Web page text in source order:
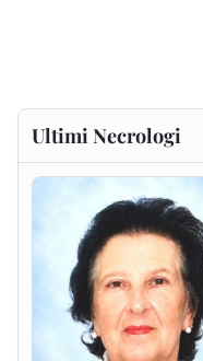
Francesca Anna Pirina
ved. Pileri
6 agosto 2026